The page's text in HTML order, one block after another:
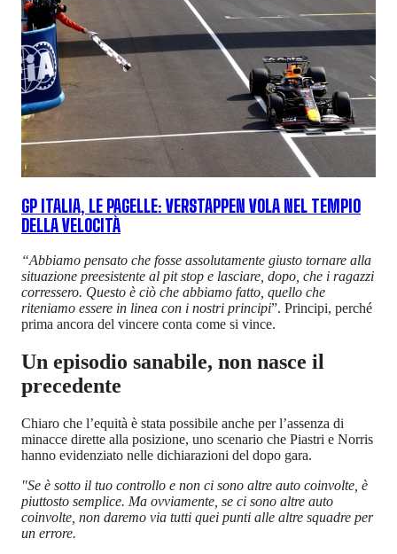
GP ITALIA, LE PAGELLE: VERSTAPPEN VOLA NEL TEMPIO
DELLA VELOCITÀ
“Abbiamo pensato che fosse assolutamente giusto tornare alla
situazione preesistente al pit stop e lasciare, dopo, che i ragazzi
corressero. Questo è ciò che abbiamo fatto, quello che
riteniamo essere in linea con i nostri principi”. Principi, perché
prima ancora del vincere conta come si vince.
Un episodio sanabile, non nasce il
precedente
Chiaro che l’equità è stata possibile anche per l’assenza di
minacce dirette alla posizione, uno scenario che Piastri e Norris
hanno evidenziato nelle dichiarazioni del dopo gara.
"Se è sotto il tuo controllo e non ci sono altre auto coinvolte, è
piuttosto semplice. Ma ovviamente, se ci sono altre auto
coinvolte, non daremo via tutti quei punti alle altre squadre per
un errore.